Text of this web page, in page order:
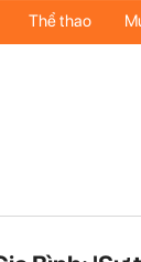
Thể thao